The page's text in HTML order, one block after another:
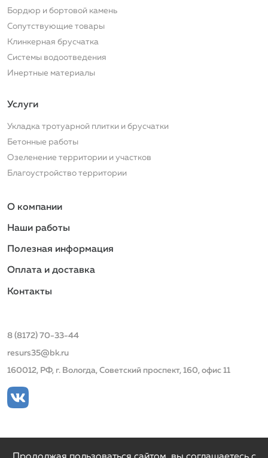
Бордюр и бортовой камень
Сопутствующие товары
Клинкерная брусчатка
Системы водоотведения
Инертные материалы
Услуги
Услуги
Укладка тротуарной плитки и брусчатки
Бетонные работы
Озеленение территории и участков
Благоустройство территории
Подвал
О компании
Наши работы
Полезная информация
Оплата и доставка
Контакты
8 (8172) 70-33-44
resurs35@bk.ru
160012, РФ, г. Вологда, Советский проспект, 160, офис 11